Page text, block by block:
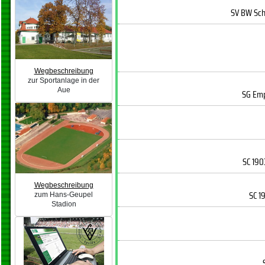
Wegbeschreibung
zur Sportanlage in der
Aue
Wegbeschreibung
zum Hans-Geupel
Stadion
SV BW
SG
SC
SC